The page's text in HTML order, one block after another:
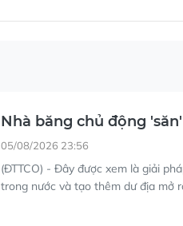
Nhà băng chủ động
05/08/2026 23:56
(ĐTTCO) - Đây được xem là giải
trong nước và tạo thêm dư địa mở